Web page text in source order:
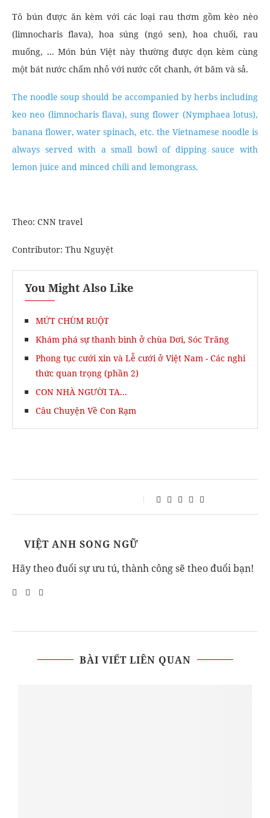
Tô bún được ăn kèm với các loại rau thơm gồm kèo nèo
(limnocharis flava), hoa súng (ngó sen), hoa chuối, rau
muống, ... Món bún Việt này thường được dọn kèm cùng
một bát nước chấm nhỏ với nước cốt chanh, ớt băm và sả.
The noodle soup should be accompanied by herbs including
keo neo (limnocharis flava), sung flower (Nymphaea lotus),
banana flower, water spinach, etc. the Vietnamese noodle is
always served with a small bowl of dipping sauce with
lemon juice and minced chili and lemongrass.
Theo: CNN travel
Contributor: Thu Nguyệt
You Might Also Like
MỨT CHÙM RUỘT
Khám phá sự thanh bình ở chùa Dơi, Sóc Trăng
Phong tục cưới xin và Lễ cưới ở Việt Nam - Các nghi
thức quan trọng (phần 2)
CON NHÀ NGƯỜI TA...
Câu Chuyện Về Con Rạm
VIỆT ANH SONG NGỮ
Hãy theo đuổi sự ưu tú, thành công sẽ theo đuổi bạn!
BÀI VIẾT LIÊN QUAN